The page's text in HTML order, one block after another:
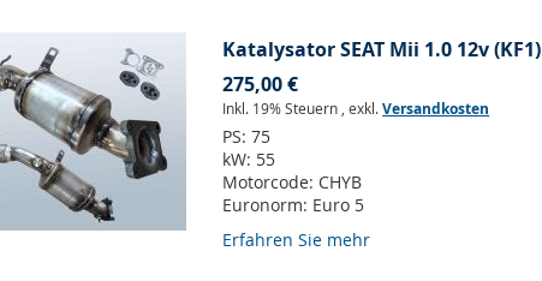
Katalysator SEAT Mii 1.0 12v (KF1)
275,00 €
Inkl. 19% Steuern ,exkl.Versandkosten
PS:75
kW: 55
Motorcode: CHYB
Euronorm: Euro 5
Erfahren Sie mehr